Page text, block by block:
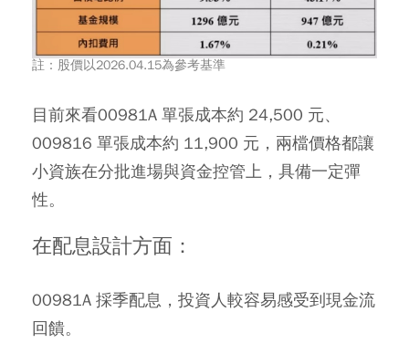
註：股價以2026.04.15為參考基準
目前來看00981A 單張成本約 24,500 元、
009816 單張成本約 11,900 元，兩檔價格都讓
小資族在分批進場與資金控管上，具備一定彈
性。
在配息設計方面：
00981A 採季配息，投資人較容易感受到現金流
回饋。